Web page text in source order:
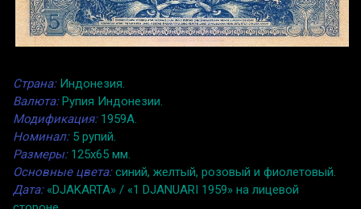
Страна:Индонезия.
Валюта:Рупия Индонезии.
Модификация:1959A.
Номинал:5 рупий.
Размеры:125x65 мм.
Основные цвета:синий, желтый, розовый и фиолетовый.
Дата:«DJAKARTA» / «1 DJANUARI 1959» на лицевой